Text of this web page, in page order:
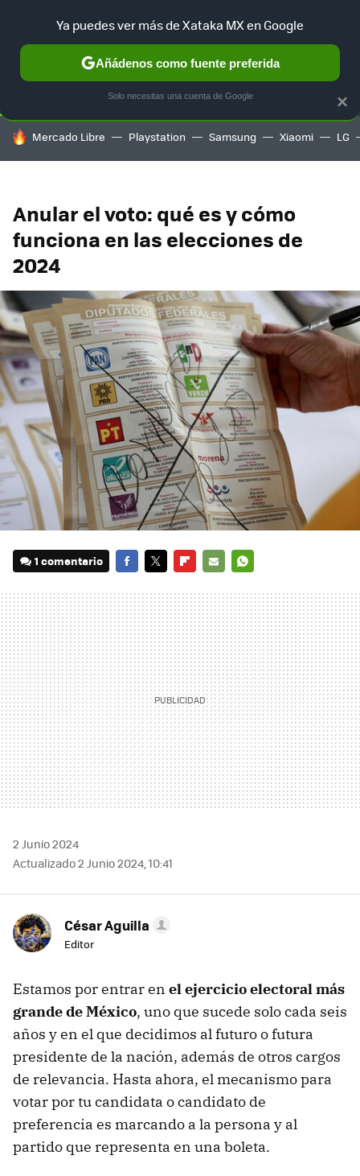
SELECCIÓN GAMING HOME AUTO TERRITORIO
HOY SE HABLA DE
Mercado Libre Playstation Samsung Xiaomi LG
Anular el voto: qué es y cómo
funciona en las elecciones de
2024
1 comentario
MAIL
2 Junio 2024
Actualizado 2 Junio 2024, 10:41
César Aguilla
Editor
Estamos por entrar en el ejercicio electoral más
grande de México, uno que sucede solo cada seis
años y en el que decidimos al futuro o futura
presidente de la nación, además de otros cargos
de relevancia. Hasta ahora, el mecanismo para
votar por tu candidata o candidato de
preferencia es marcando a la persona y al
partido que representa en una boleta.
×
Ya puedes ver más de Xataka MX en Google
Añádenos como fuente preferida
Solo necesitas una cuenta de Google